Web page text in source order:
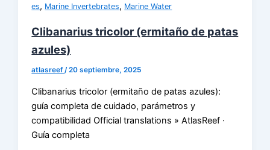
es, Marine Invertebrates, Marine Water
Clibanarius tricolor (ermitaño de patas
azules)
atlasreef/20 septiembre, 2025
Clibanarius tricolor (ermitaño de patas azules):
guía completa de cuidado, parámetros y
compatibilidad Official translations » AtlasReef ·
Guía completa